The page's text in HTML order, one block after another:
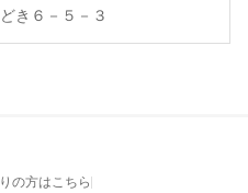
き６－５－３
の方はこちら